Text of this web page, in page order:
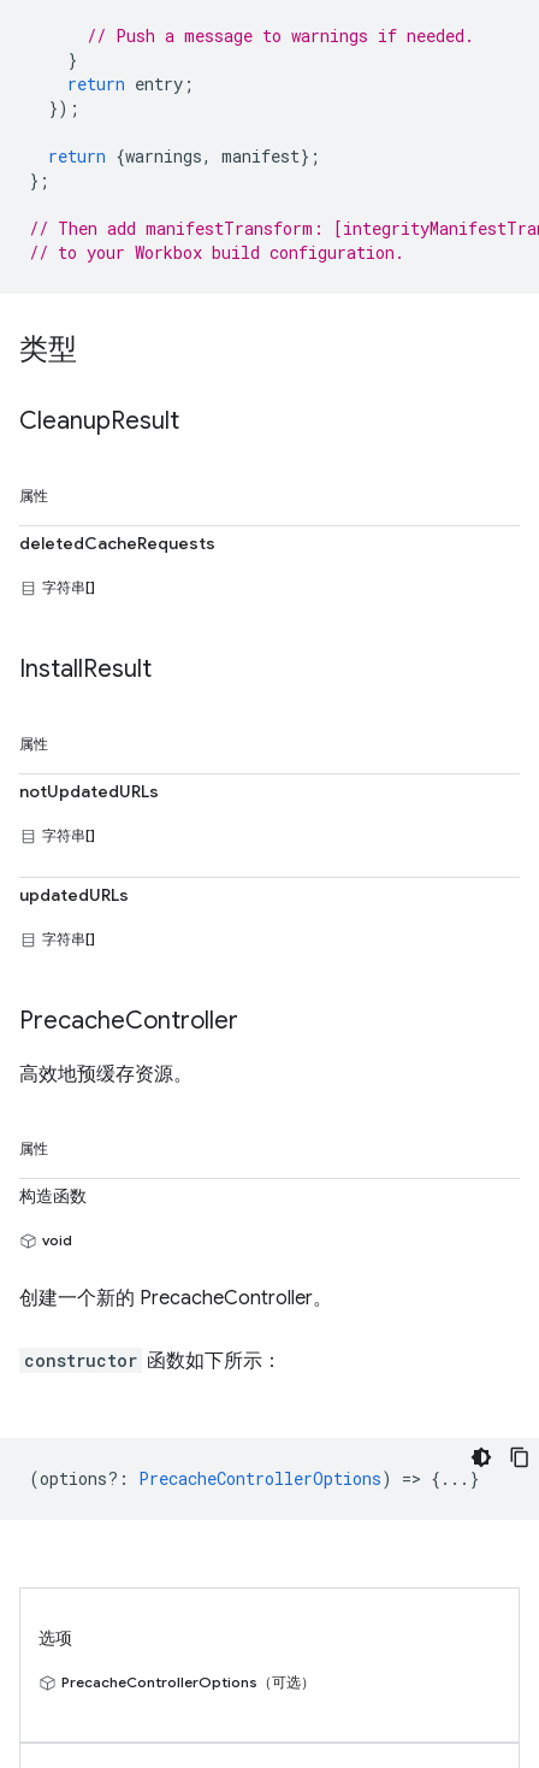
// Push a message to warnings if needed.
}
return entry ;
});
return {warnings, manifest};
};
// Then add manifestTransform:
// to your Workbox build configuration.
类型
CleanupResult
属性
deletedCacheRequests
字符串[]
InstallResult
属性
notUpdatedURLs
字符串[]
updatedURLs
字符串[]
PrecacheController
高效地预缓存资源。
属性
构造函数
void
创建一个新的 PrecacheController。
constructor 函数如下所示：
(options? : PrecacheControllerOptions) => {...}
选项
PrecacheControllerOptions（可选）